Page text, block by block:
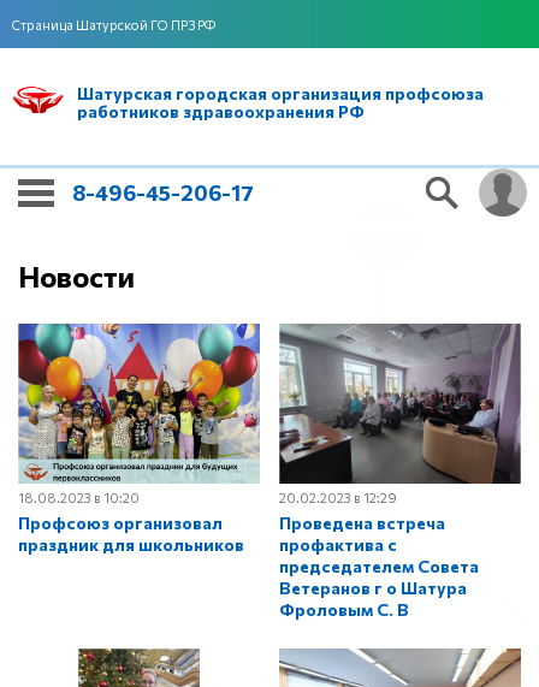
Страница Шатурской ГО ПРЗ РФ
Шатурская городская организация профсоюза
работников здравоохранения РФ
8-496-45-206-17
Новости
18.08.2023 в 10:20
Профсоюз организовал
праздник для школьников
20.02.2023 в 12:29
Проведена встреча
профактива с
председателем Совета
Ветеранов г о Шатура
Фроловым С. В